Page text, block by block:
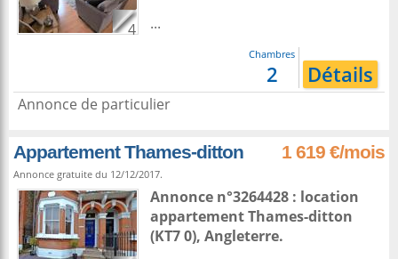
4
...
Chambres
2 Détails
Annonce de particulier
Appartement Thames-ditton 1 619 €/mois
Annonce gratuite du 12/12/2017.
Annonce n°3264428 : location
appartementThames-ditton
(KT7 0), Angleterre.